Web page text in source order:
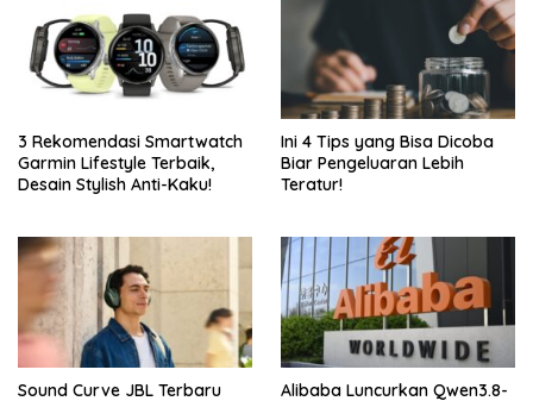
3 Rekomendasi Smartwatch
Garmin Lifestyle Terbaik,
Desain Stylish Anti-Kaku!
Ini 4 Tips yang Bisa Dicoba
Biar Pengeluaran Lebih
Teratur!
Sound Curve JBL Terbaru
Alibaba Luncurkan Qwen3.8-